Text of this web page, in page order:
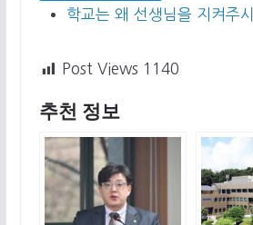
학교는 왜 선생님을 지켜주
Post Views 1140
추천 정보